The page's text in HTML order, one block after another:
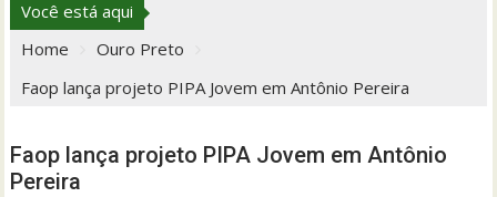
Você está aqui
Home
Ouro Preto
Faop lança projeto PIPA Jovem em Antônio Pereira
Faop lança projeto PIPA Jovem em Antônio
Pereira